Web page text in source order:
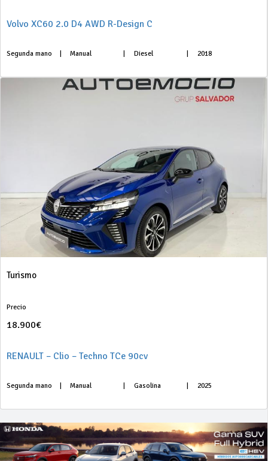
Volvo XC60 2.0 D4 AWD R-Design C
Segunda mano Manual Diesel 2018
Turismo
Precio
18.900€
RENAULT – Clio – Techno TCe 90cv
Segunda mano Manual Gasolina 2025